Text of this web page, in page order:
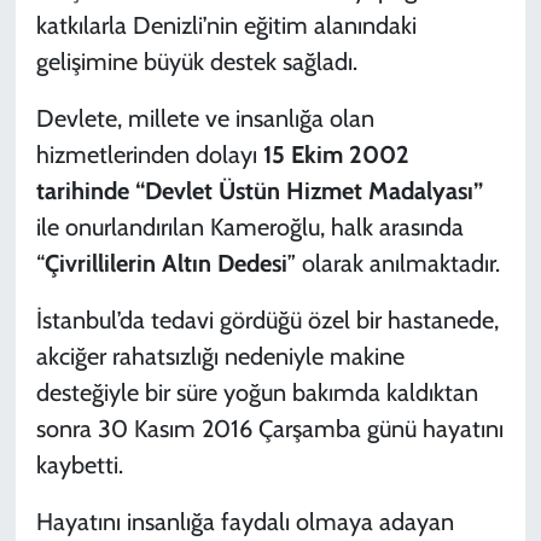
katkılarla Denizli’nin eğitim alanındaki
gelişimine büyük destek sağladı.
Devlete, millete ve insanlığa olan
hizmetlerinden dolayı 15 Ekim 2002
tarihinde “Devlet Üstün Hizmet Madalyası”
ile onurlandırılan Kameroğlu, halk arasında
“Çivrillilerin Altın Dedesi” olarak anılmaktadır.
İstanbul’da tedavi gördüğü özel bir hastanede,
akciğer rahatsızlığı nedeniyle makine
desteğiyle bir süre yoğun bakımda kaldıktan
sonra 30 Kasım 2016 Çarşamba günü hayatını
kaybetti.
Hayatını insanlığa faydalı olmaya adayan